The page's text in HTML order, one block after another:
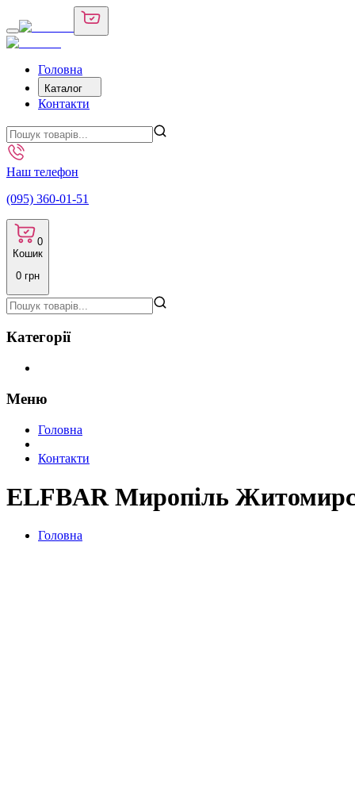
Головна
Каталог
Контакти
Наш телефон
(095) 360-01-51
0
Кошик
0 грн
Категорії
Меню
Головна
Контакти
ELFBAR Миропіль
Головна